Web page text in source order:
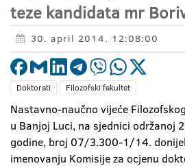
teze kandidata mr
30. april 2014. 12:08:00
Doktorati Filozofski fakultet
Nastavno-naučno vijeće
u Banjoj Luci, na sjednici održanoj
godine, broj 07/3.300-1/14.
imenovanju Komisije za ocjenu